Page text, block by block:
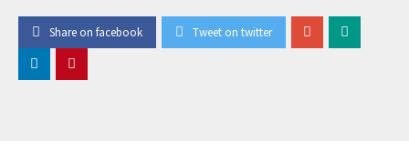
Share on facebook Tweet on twitter